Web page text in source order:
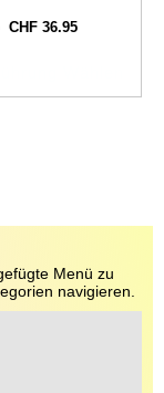
CHF36.95
Menü zu
navigieren.